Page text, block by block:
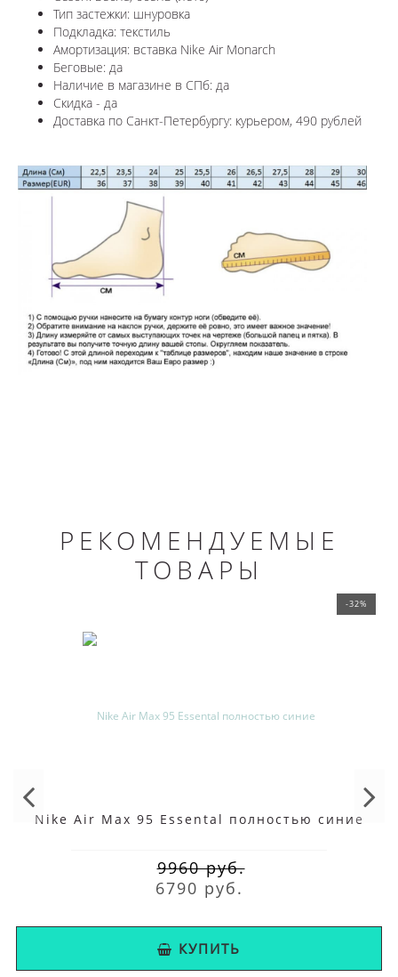
Тип застежки: шнуровка
Подкладка: текстиль
Амортизация: вставка Nike Air Monarch
Беговые: да
Наличие в магазине в СПб: да
Скидка - да
Доставка по Санкт-Петербургу: курьером, 490 рублей
РЕКОМЕНДУЕМЫЕ
ТОВАРЫ
-32%
Nike Air Max 95 Essental полностью синие
9960 руб.
6790 руб.
КУПИТЬ